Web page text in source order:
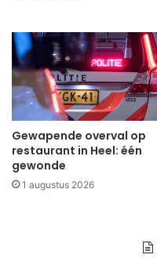
Gewapende overval op
restaurant in Heel: één
gewonde
1 augustus 2026